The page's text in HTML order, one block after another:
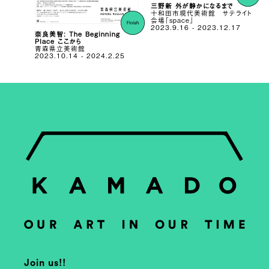
奈良美智: The Beginning
Place ここから
青森県立美術館
2023.10.14 - 2024.2.25
三野新 外が静かになるまで
十和田市現代美術館 サテライト
会場「space」
2023.9.16 - 2023.12.17
Join us!!